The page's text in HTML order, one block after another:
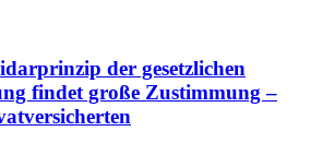
der gesetzlichen
findet große Zustimmung –